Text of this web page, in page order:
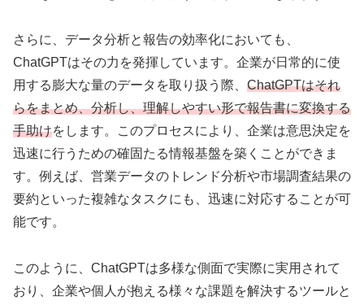
さらに、データ分析と報告の効率化においても、
ChatGPTはその力を発揮しています。企業が日常的に使
用する膨大な量のデータを取り扱う際、 ChatGPTはそれ
らをまとめ、分析し、理解しやすい形で報告書に変換する
手助けをします。このプロセスにより、企業は意思決定を
迅速に行うための確固たる情報基盤を築くことができま
す。例えば、営業データのトレンド分析や市場調査結果の
要約といった複雑なタスクにも、迅速に対応することが可
能です。
このように、ChatGPTは多様な側面で実際に実用されて
おり、企業や個人が抱える様々な課題を解決するツールと